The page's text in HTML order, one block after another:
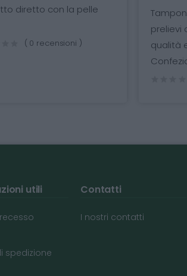
Tamponcini sterili monouso
prelievi con cotone di alta
qualità e supporto in legno.
utili
spedizione
Contatti
I nostri contatti